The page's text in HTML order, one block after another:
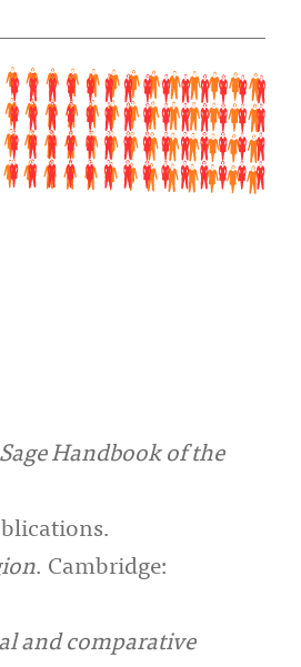
Handbook of the
. Cambridge:
and comparative